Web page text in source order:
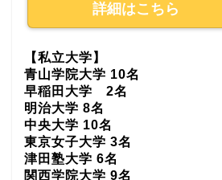
詳細はこちら
【私立大学】
青山学院大学 10名
早稲田大学 2名
明治大学 8名
中央大学 10名
東京女子大学 3名
津田塾大学 6名
関西学院大学 9名